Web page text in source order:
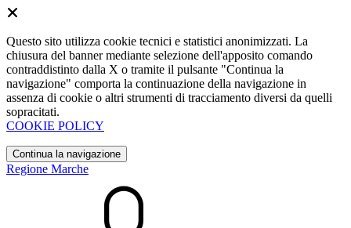
Questo sito utilizza cookie tecnici e statistici anonimizzati. La
chiusura del banner mediante selezione dell'apposito comando
contraddistinto dalla X o tramite il pulsante "Continua la
navigazione" comporta la continuazione della navigazione in
assenza di cookie o altri strumenti di tracciamento diversi da quelli
sopracitati.
COOKIE POLICY
Continua la navigazione
Regione Marche